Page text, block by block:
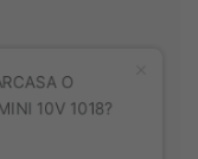
O
10V 1018?